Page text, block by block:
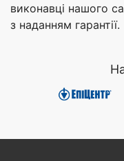
виконавці нашого
з наданням гарантії.